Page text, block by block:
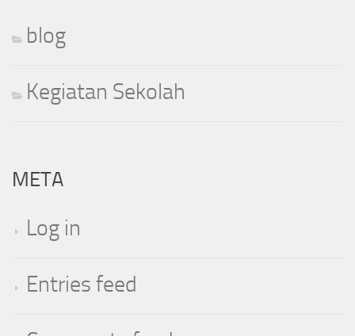
blog
Kegiatan Sekolah
META
Log in
Entries feed